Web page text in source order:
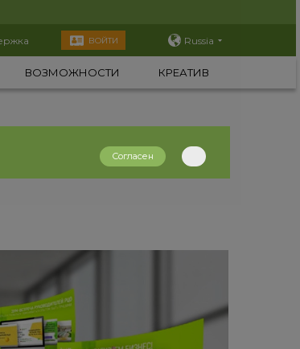
ВОЙТИ Russia
ВОЗМОЖНОСТИ КРЕАТИВ
Согласен